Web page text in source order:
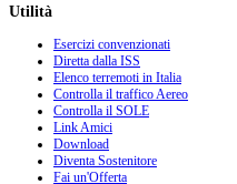
Utilità
Esercizi convenzionati
Diretta dalla ISS
Elenco terremoti in Italia
Controlla il traffico Aereo
Controlla il SOLE
Link Amici
Download
Diventa Sostenitore
Fai un'Offerta